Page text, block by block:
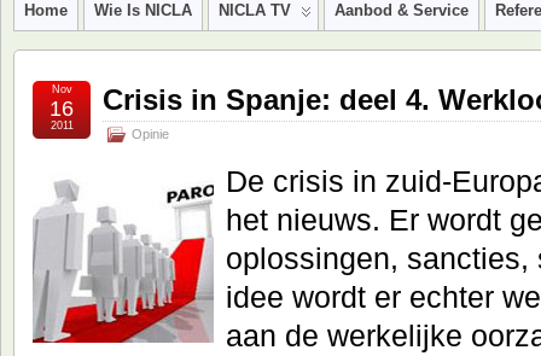
Home Wie Is NICLA NICLA TV Aanbod & Service
Crisis in Spanje: deel 4.
Opinie
Nov
16
2011
De crisis in zuid-
het nieuws. Er wordt
oplossingen,
idee wordt er echter
aan de werkelijke